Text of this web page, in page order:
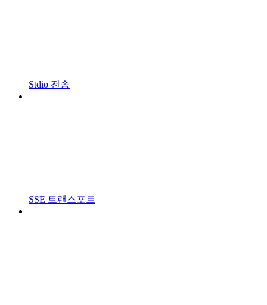
Stdio 전송
SSE 트랜스포트